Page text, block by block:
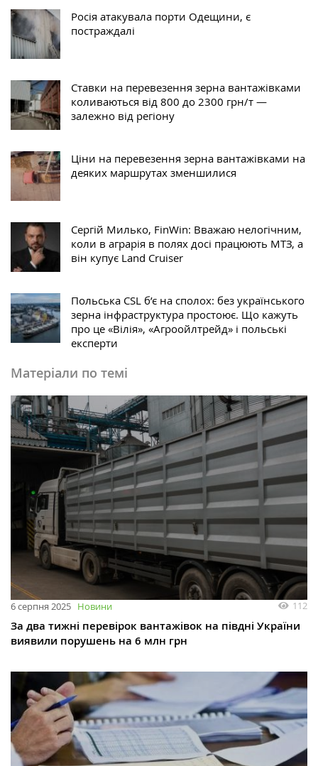
Росія атакувала порти Одещини, є
постраждалі
Ставки на перевезення зерна вантажівками
коливаються від 800 до 2300 грн/т —
залежно від регіону
Ціни на перевезення зерна вантажівками на
деяких маршрутах зменшилися
Сергій Милько, FinWin: Вважаю нелогічним,
коли в аграрія в полях досі працюють МТЗ, а
він купує Land Cruiser
Польська CSL б’є на сполох: без українського
зерна інфраструктура простоює. Що кажуть
про це «Вілія», «Агроойлтрейд» і польські
експерти
Матеріали по темі
6 серпня 2025 Новини 112
За два тижні перевірок вантажівок на півдні України
виявили порушень на 6 млн грн